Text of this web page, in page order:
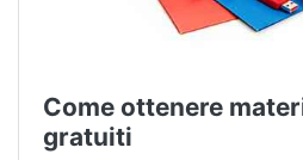
Come ottenere
gratuiti